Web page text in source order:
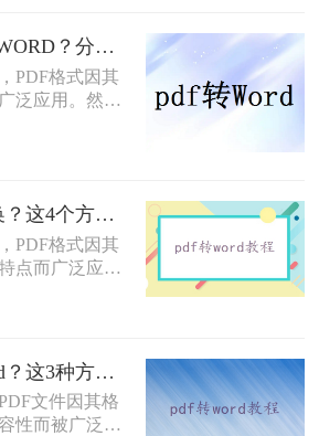
，帮助用户高
务。
怎么把PDF转换成WORD？分享7个可以轻松转换的方法！
PDF格式因其
泛应用。然
进行编辑时，
为了一种常见
有其独特的优
pdf转word怎么转换？这4个方法超级实用!！
PDF格式因其
点而广泛应用
输。然而，在
辑时，将其转
呢？以下是四
方法，每种方
景。
pdf如何转换成word？这3种方法教你快速实现！
文件因其格
性而被广泛使